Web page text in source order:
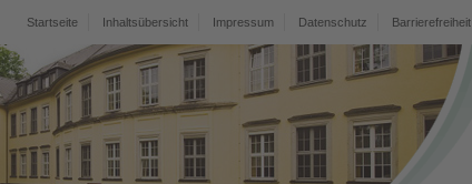
Startseite Inhaltsübersicht Impressum Datenschutz Barrierefreiheit